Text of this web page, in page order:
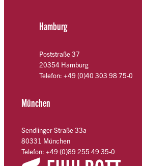
Hamburg
Poststraße 37
20354 Hamburg
Telefon: +49 (0)40 303 98 75-0
München
Sendlinger Straße 33a
80331 München
Telefon: +49 (0)89 255 49 35-0